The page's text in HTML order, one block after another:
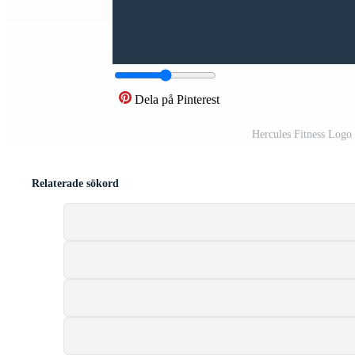
Dela på Pinterest
Hercules Fitness
Relaterade sökord